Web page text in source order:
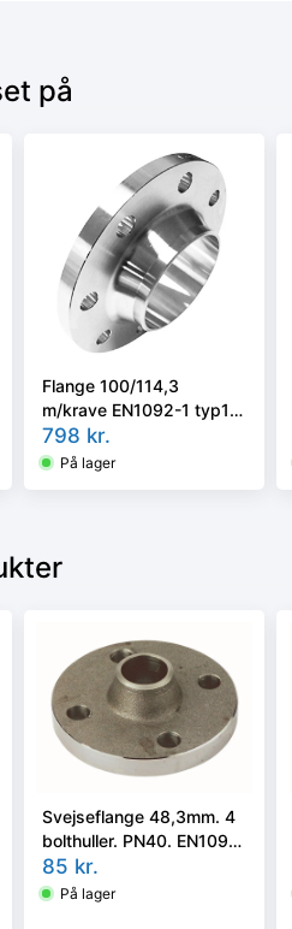
på
Flange 100/114,3
m/krave EN1092-1 typ11
/ DIN2635 PN40
AISI316L/1.4404
798 kr.
På lager
Svejseflange 48,3mm. 4
bolthuller. PN40. EN1092-
1/11, P250GH
85 kr.
På lager